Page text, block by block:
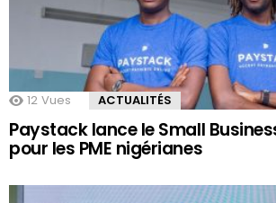
12 Vues ACTUALITÉS
Paystack lance le Small
pour les PME nigérianes